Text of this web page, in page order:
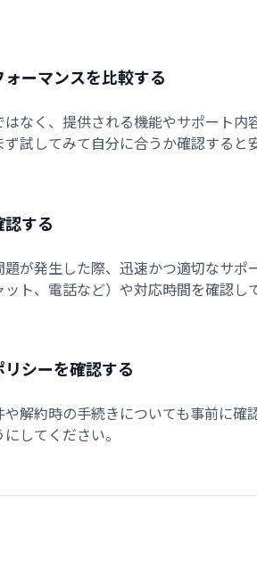
ーマンスを比較する
なく、提供される機能やサポート
試してみて自分に合うか確認すると
する
が発生した際、迅速かつ適切なサ
ト、電話など）や対応時間を確認し
シーを確認する
解約時の手続きについても事前に
してください。